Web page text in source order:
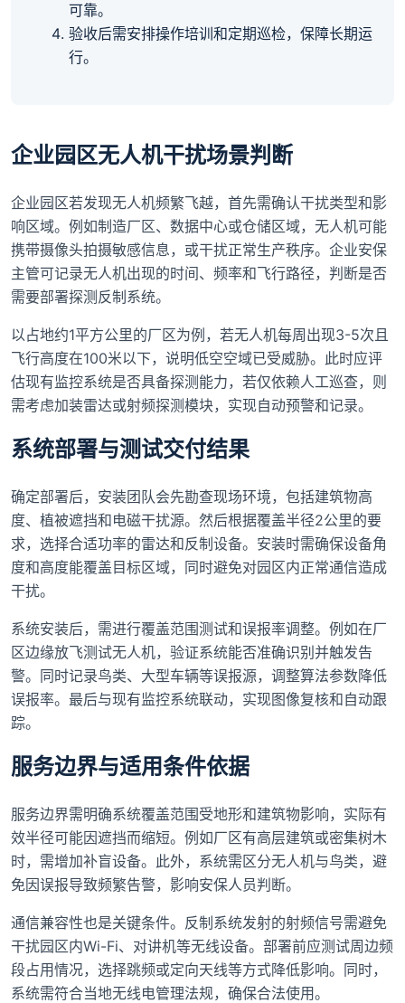
可靠。
验收后需安排操作培训和定期巡检，保障长期运
行。
企业园区无人机干扰场景判断
企业园区若发现无人机频繁飞越，首先需确认干扰类型和影
响区域。例如制造厂区、数据中心或仓储区域，无人机可能
携带摄像头拍摄敏感信息，或干扰正常生产秩序。企业安保
主管可记录无人机出现的时间、频率和飞行路径，判断是否
需要部署探测反制系统。
以占地约1平方公里的厂区为例，若无人机每周出现3-5次且
飞行高度在100米以下，说明低空空域已受威胁。此时应评
估现有监控系统是否具备探测能力，若仅依赖人工巡查，则
需考虑加装雷达或射频探测模块，实现自动预警和记录。
系统部署与测试交付结果
确定部署后，安装团队会先勘查现场环境，包括建筑物高
度、植被遮挡和电磁干扰源。然后根据覆盖半径2公里的要
求，选择合适功率的雷达和反制设备。安装时需确保设备角
度和高度能覆盖目标区域，同时避免对园区内正常通信造成
干扰。
系统安装后，需进行覆盖范围测试和误报率调整。例如在厂
区边缘放飞测试无人机，验证系统能否准确识别并触发告
警。同时记录鸟类、大型车辆等误报源，调整算法参数降低
误报率。最后与现有监控系统联动，实现图像复核和自动跟
踪。
服务边界与适用条件依据
服务边界需明确系统覆盖范围受地形和建筑物影响，实际有
效半径可能因遮挡而缩短。例如厂区有高层建筑或密集树木
时，需增加补盲设备。此外，系统需区分无人机与鸟类，避
免因误报导致频繁告警，影响安保人员判断。
通信兼容性也是关键条件。反制系统发射的射频信号需避免
干扰园区内Wi-Fi、对讲机等无线设备。部署前应测试周边频
段占用情况，选择跳频或定向天线等方式降低影响。同时，
系统需符合当地无线电管理法规，确保合法使用。